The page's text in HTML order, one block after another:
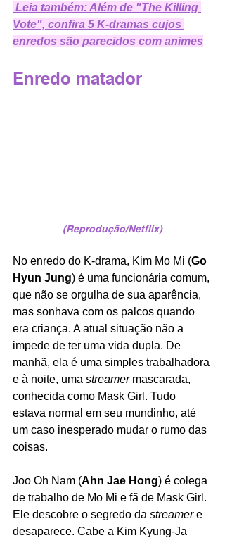
Leia também: Além de "The Killing
Vote", confira 5 K-dramas cujos
enredos são parecidos com animes
Enredo matador
(Reprodução/Netflix)
No enredo do K-drama, Kim Mo Mi (Go
Hyun Jung) é uma funcionária comum,
que não se orgulha de sua aparência,
mas sonhava com os palcos quando
era criança. A atual situação não a
impede de ter uma vida dupla. De
manhã, ela é uma simples trabalhadora
e à noite, uma streamer mascarada,
conhecida como Mask Girl. Tudo
estava normal em seu mundinho, até
um caso inesperado mudar o rumo das
coisas.
Joo Oh Nam (Ahn Jae Hong) é colega
de trabalho de Mo Mi e fã de Mask Girl.
Ele descobre o segredo da streamer e
desaparece. Cabe a Kim Kyung-Ja